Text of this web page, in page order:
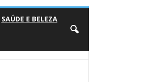
SAÚDE E BELEZA